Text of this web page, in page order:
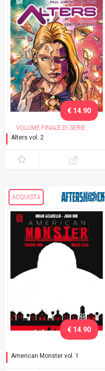
VOLUME FINALE DI SERIE
Alters vol. 2
€ 14.90
ACQUISTA
American Monster vol. 1
€ 14.90